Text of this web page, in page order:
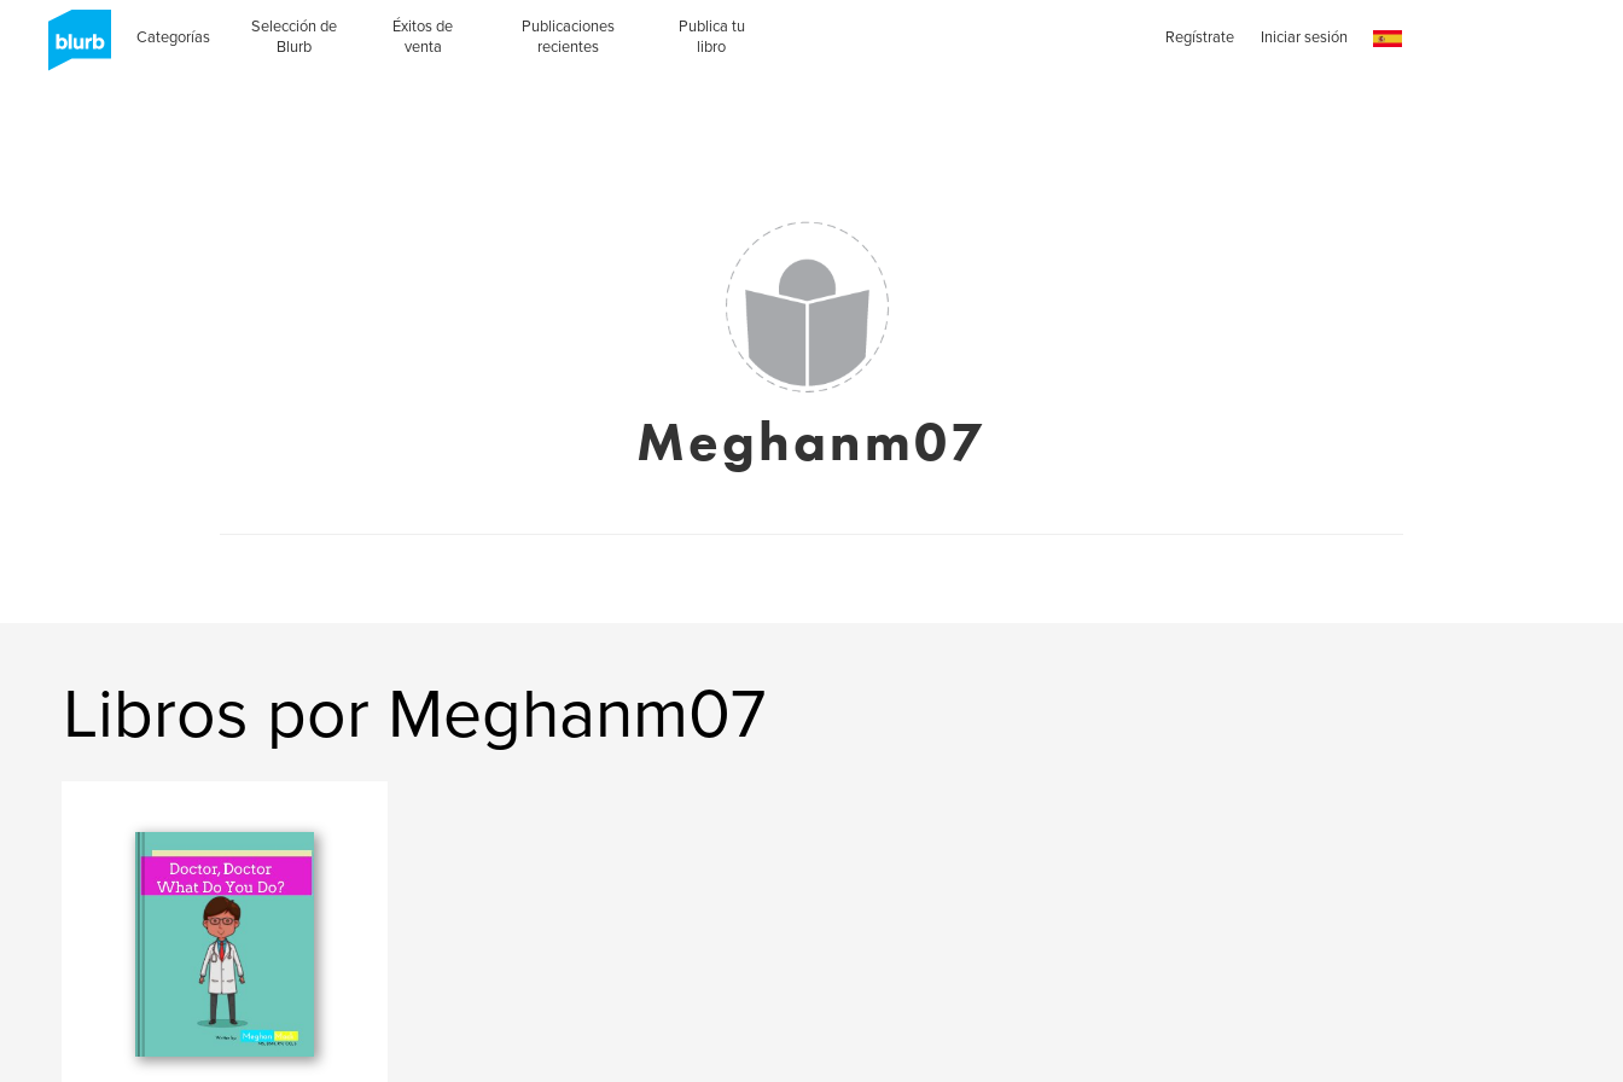
Categorías
Selección de
Blurb
Éxitos de
venta
Publicaciones
recientes
Publica tu
libro
Regístrate Iniciar sesión
Meghanm07
Libros por Meghanm07